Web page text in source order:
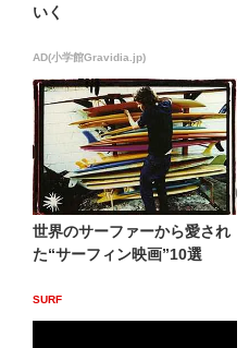
いく
AD(小学館Gravidia.jp)
世界のサーファーから愛され
た“サーフィン映画”10選
SURF